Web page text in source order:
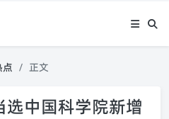
正文
中国科学院新增